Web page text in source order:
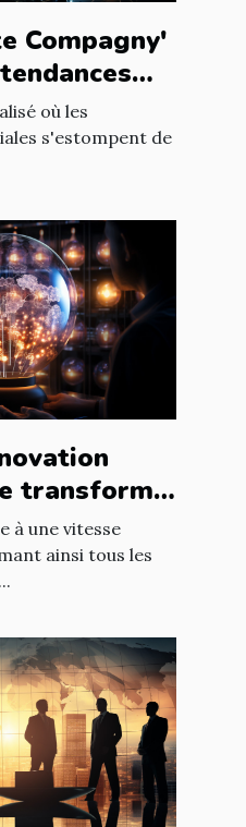
Compagny'
du marché
où les
s'estompent de
transforme
à l'échelle
à une vitesse
ainsi tous les